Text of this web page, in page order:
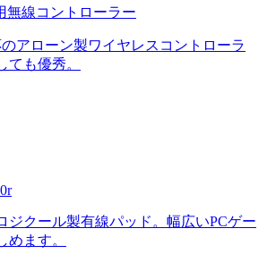
無線コントローラー
アローン製ワイヤレスコントローラ
ても優秀。
ジクール製有線パッド。幅広いPCゲー
めます。